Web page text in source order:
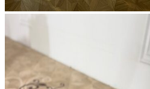
Устройство